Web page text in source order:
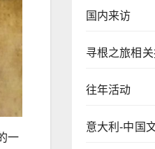
一
国内来访
寻根之旅相
往年活动
意大利-中国